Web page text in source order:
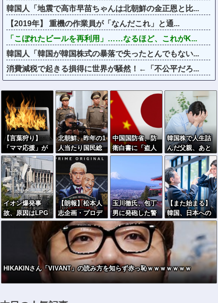
韓国人「地震で高市早苗ちゃんは北朝鮮の金正恩と比...
【2019年】 重機の作業員が「なんだこれ」と通...
「こぼれたビールを再利用」……なるほど、これがK...
韓国人「韓国が韓国株式の暴落で失ったとんでもない...
消費減税で起きる損得に世界が騒然！←「不公平だろ...
【言葉狩り】
「ママ応援」が
炎上して謝罪…
もう何も言えな
い
北朝鮮、昨年の1
人当たり国民総
所得は約20万
円…韓国の28分
の1！
中国国防省、防
衛白書に「盗人
たけだけしい」
韓国株で人生詰
んだ父親、あと
２日耐えていれ
ば大逆転してい
た模様…
イオン爆発事
故、原因はLPG
漏れか…経産省
が全国一斉点検
【朗報】松本人
志企画・プロデ
ュース『ドキュ
メンタル』、ア
メリカで初の制
作が決定！ 海
外タイトル『LO
L』として世界2
5ヶ国・地域で展
玉川徹氏、包丁
男に発砲した警
官の行動につい
て「死刑になら
ない犯罪を警察
官が死刑にして
しまった」
【また始まる】
韓国、日本への
好感度最高→竹
島問題で即リセ
ットｗｗｗ
HIKAKINさん「VIVANT」の読み方を知らず赤っ恥ｗｗｗｗｗｗｗ